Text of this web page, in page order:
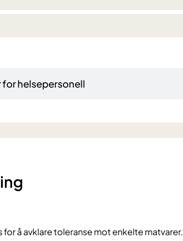
helsepersonell
å avklare toleranse mot enkelte matvarer.